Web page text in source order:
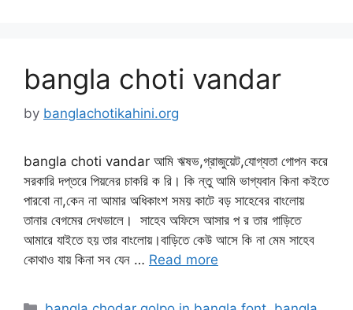
bangla choti vandar
by banglachotikahini.org
bangla choti vandar আমি ঋষভ,গ্রাজুয়েট,যোগ্যতা গোপন করে
সরকারি দপ্তরে পিয়নের চাকরি ক রি। কি ন্তু আমি ভাগ্যবান কিনা কইতে
পারবো না,কেন না আমার অধিকাংশ সময় কাটে বড় সাহেবের বাংলোয়
তানার বেগমের দেখভালে। সাহেব অফিসে আসার প র তার গাড়িতে
আমারে যাইতে হয় তার বাংলোয়।বাড়িতে কেউ আসে কি না মেম সাহেব
কোথাও যায় কিনা সব যেন … Read more
Categories